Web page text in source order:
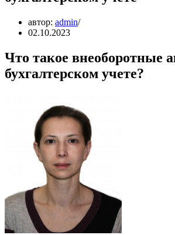
автор: admin
02.10.2023
Что такое внеоборотные
бухгалтерском учете?